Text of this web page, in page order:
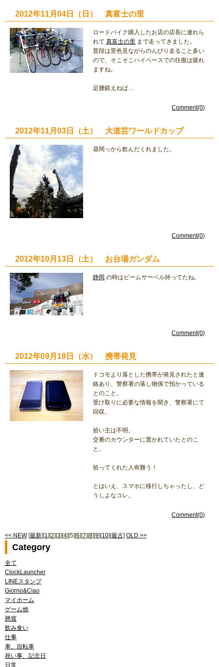
2012年11月04日（日） 真富士の里
ロードバイク購入したお店の店長に連れら
れて 真富士の里 まで走ってきました。
普段は景色見ながらのんびり走ること多い
ので、そこそこハイペースでの往復は疲れ
ますね。
足腰鍛えねば…
Comment(0)
2012年11月03日（土） 大道芸ワールドカップ
昼間っから飲んだくれました。
Comment(0)
2012年10月13日（土） お台場ガンダム
静岡 の時はビームサーベル持ってたね。
Comment(0)
2012年09月19日（水） 携帯発見
ドコモより落とした携帯が発見されたと連
絡あり、警察署の落し物係で預かっている
とのこと。
受け取りに必要な情報を聞き、警察署にて
回収。
拾い主は不明。
交番のカウンターに置かれていたとのこ
と。
拾ってくれた人有難う！
とはいえ、スマホに移行しちゃったし、ど
うしよなコレ。
Comment(0)
<< NEW[最新][1][2][3][4][5][6][7][8][9][10][最古] OLD >>
Category
全て
ClockLauncher
LINEスタンプ
Giorno&Ciao
マイホーム
ゲーム他
懸賞
飲み食い
仕事
車、自転車
祝い事、記念日
日常